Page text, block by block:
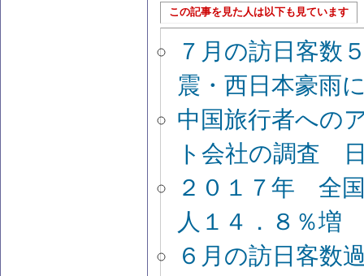
この記事を見た人は以下も見ています
７月の訪日客数
震・西日本豪雨
中国旅行者への
ト会社の調査
２０１７年 全
人１４．８％増
６月の訪日客数